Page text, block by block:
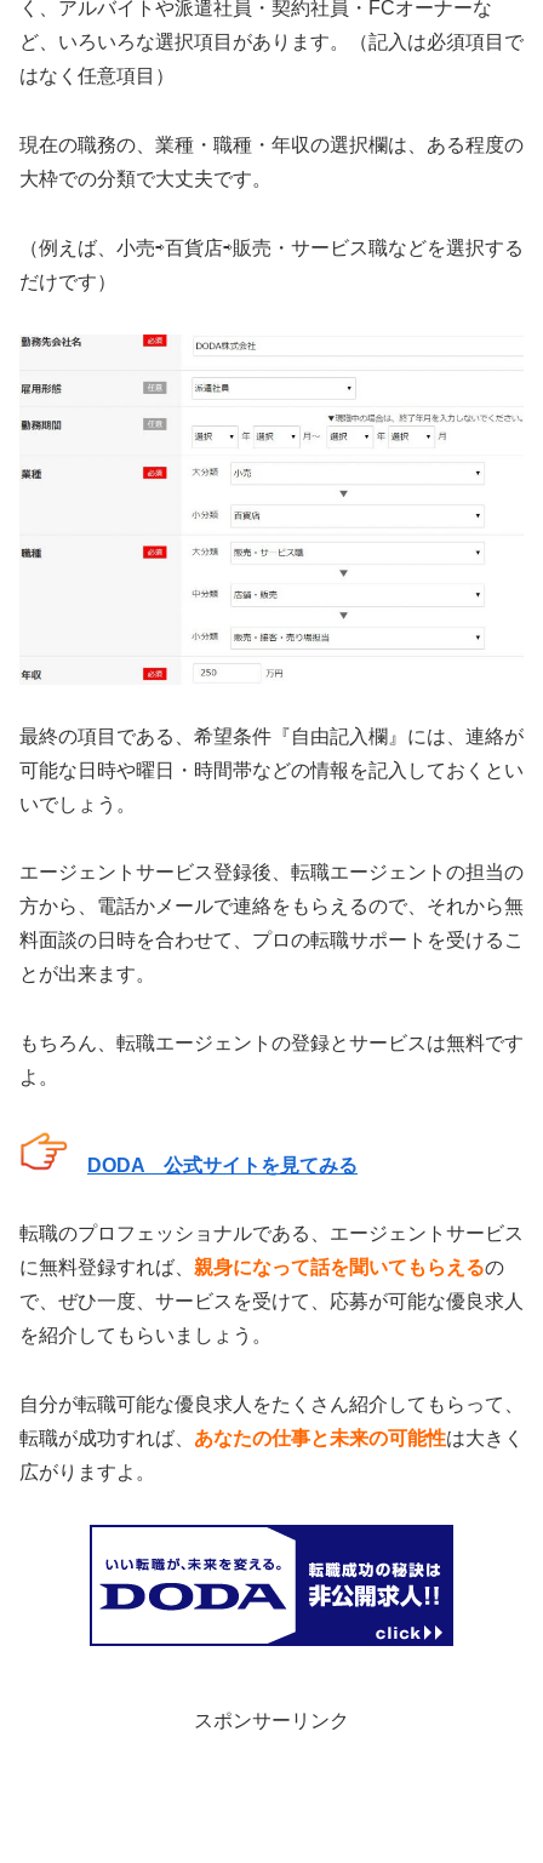
く、アルバイトや派遣社員・契約社員・FCオーナーな
ど、いろいろな選択項目があります。（記入は必須項目で
はなく任意項目）
現在の職務の、業種・職種・年収の選択欄は、ある程度の
大枠での分類で大丈夫です。
（例えば、小売⇨百貨店⇨販売・サービス職などを選択する
だけです）
最終の項目である、希望条件『自由記入欄』には、連絡が
可能な日時や曜日・時間帯などの情報を記入しておくとい
いでしょう。
エージェントサービス登録後、転職エージェントの担当の
方から、電話かメールで連絡をもらえるので、それから無
料面談の日時を合わせて、プロの転職サポートを受けるこ
とが出来ます。
もちろん、転職エージェントの登録とサービスは無料です
よ。
DODA 公式サイトを見てみる
転職のプロフェッショナルである、エージェントサービス
に無料登録すれば、 親身になって話を聞いてもらえるの
で、ぜひ一度、サービスを受けて、応募が可能な優良求人
を紹介してもらいましょう。
自分が転職可能な優良求人をたくさん紹介してもらって、
転職が成功すれば、 あなたの仕事と未来の可能性は大きく
広がりますよ。
スポンサーリンク